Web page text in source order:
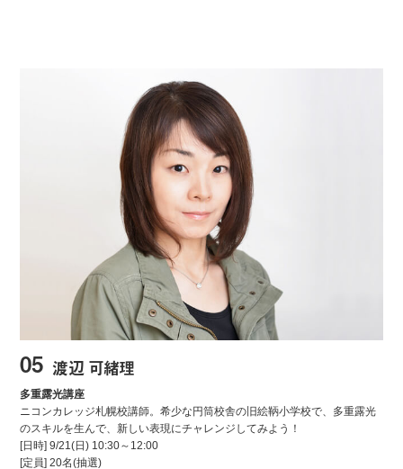
05 渡辺 可緒理
多重露光講座
ニコンカレッジ札幌校講師。希少な円筒校舎の旧絵鞆小学校で、多重露光
のスキルを生んで、新しい表現にチャレンジしてみよう！
[日時]9/21(日) 10:30～12:00
[定員] 20名(抽選)